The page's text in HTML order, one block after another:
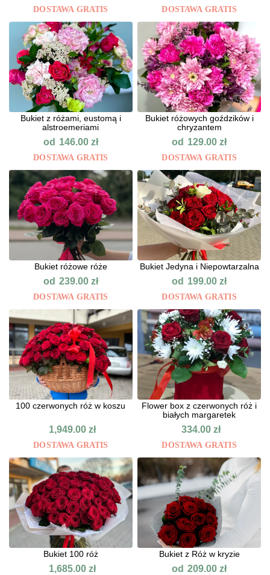
DOSTAWA GRATIS DOSTAWA GRATIS
Bukiet z różami, eustomą i
alstroemeriami
od 146.00 zł
DOSTAWA GRATIS
Bukiet różowych goździków i
chryzantem
od 129.00zł
DOSTAWA GRATIS
Bukiet różowe róże
od 239.00 zł
DOSTAWA GRATIS
Bukiet Jedyna i Niepowtarzalna
od 199.00zł
DOSTAWA GRATIS
100 czerwonych róż w koszu
1,949.00zł
DOSTAWA GRATIS
Flower box z czerwonych róż i
białych margaretek
334.00zł
DOSTAWA GRATIS
Bukiet 100 róż
1,685.00zł
Bukiet z Róż w kryzie
od 209.00zł